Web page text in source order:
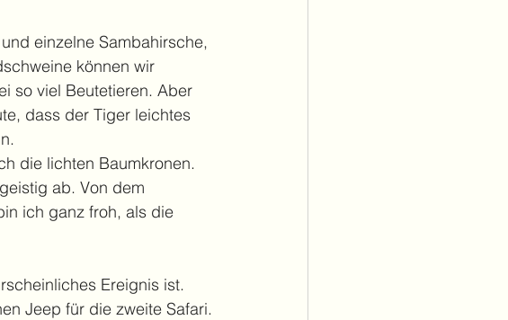
einzelne Sambahirsche,
können wir
so viel Beutetieren. Aber
dass der Tiger leichtes
die lichten Baumkronen.
ab. Von dem
ich ganz froh, als die
Ereignis ist.
Jeep für die zweite Safari.